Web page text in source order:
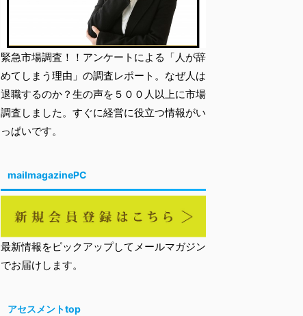
緊急市場調査！！アンケートによる「人が辞
めてしまう理由」の調査レポート。なぜ人は
退職するのか？生の声を５００人以上に市場
調査しました。すぐに経営に役立つ情報がい
っぱいです。
mailmagazinePC
最新情報をピックアップしてメールマガジン
でお届けします。
アセスメントtop